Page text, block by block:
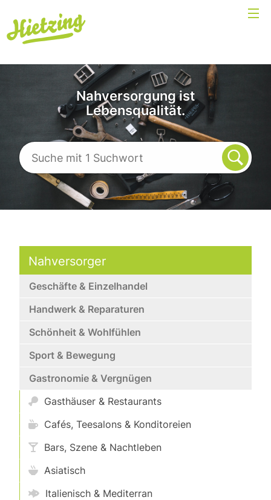
Nahversorgung ist
Lebensqualität.
Nahversorger
Geschäfte & Einzelhandel
Handwerk & Reparaturen
Schönheit & Wohlfühlen
Sport & Bewegung
Gastronomie & Vergnügen
Gasthäuser & Restaurants
Cafés, Teesalons & Konditoreien
Bars, Szene & Nachtleben
Asiatisch
Italienisch & Mediterran